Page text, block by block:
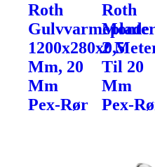
Roth
Gulvvarmeplade
1200x280x0,5
Mm, 20
Mm
Pex-Rør
Roth
2
Til 20
Mm
Pex-